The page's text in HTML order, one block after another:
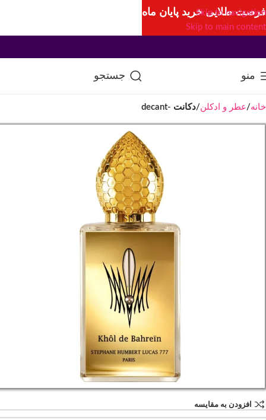
Skip to navigation
Skip to main content
منو جستجو
خانه عطر و ادکلن دکانت -decant
افزودن به مقایسه
فرصت طلایی خرید پایان ماه